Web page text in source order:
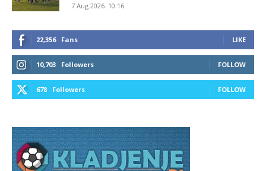
7 Aug 2026. 10:16
22,356 Fans LIKE
10,703 Followers FOLLOW
678 Followers FOLLOW